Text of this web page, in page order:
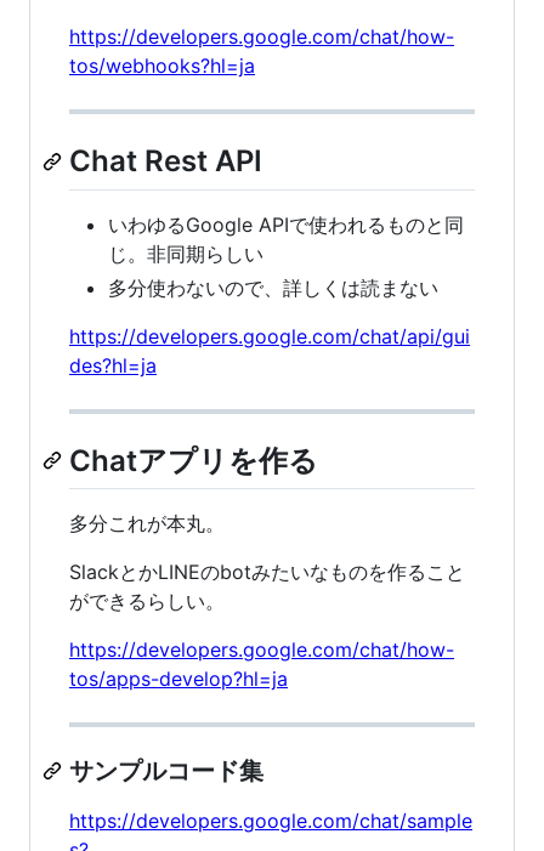
https://developers.google.com/chat/how-
tos/webhooks?hl=ja
Chat Rest API
いわゆるGoogle APIで使われるものと同
じ。非同期らしい
多分使わないので、詳しくは読まない
https://developers.google.com/chat/api/gui
des?hl=ja
Chatアプリを作る
多分これが本丸。
SlackとかLINEのbotみたいなものを作ること
ができるらしい。
https://developers.google.com/chat/how-
tos/apps-develop?hl=ja
サンプルコード集
https://developers.google.com/chat/sample